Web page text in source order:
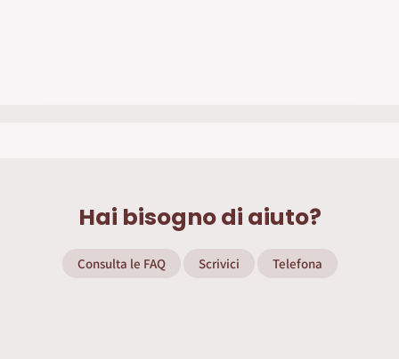
Hai bisogno di aiuto?
Consulta le FAQ Scrivici Telefona